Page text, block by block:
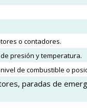
o contadores.
presión y temperatura.
de combustible o
paradas de